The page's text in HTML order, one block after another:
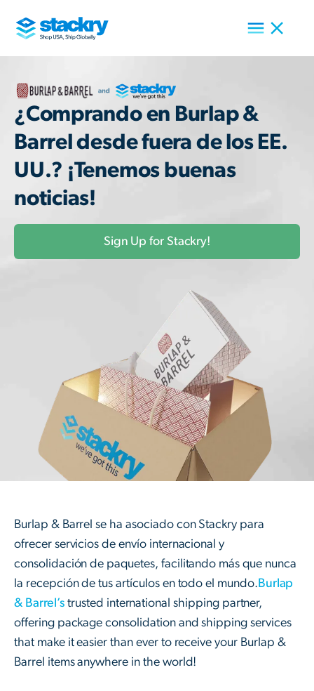
¿Comprando en Burlap &
Barrel desde fuera de los EE.
UU.? ¡Tenemos buenas
noticias!
Sign Up for Stackry!
Burlap & Barrel se ha asociado con Stackry para
ofrecer servicios de envío internacional y
consolidación de paquetes, facilitando más que nunca
la recepción de tus artículos en todo el mundo. Burlap
& Barrel’s trusted international shipping partner,
offering package consolidation and shipping services
that make it easier than ever to receive your Burlap &
Barrel items anywhere in the world!